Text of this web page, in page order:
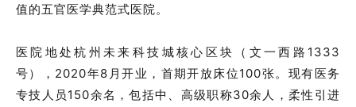
值的五官医学典范式医院。
医院地处杭州未来科技城核心区块（文一西路1333
号），2020年8月开业，首期开放床位100张。现有医务
专技人员150余名，包括中、高级职称30余人，柔性引进